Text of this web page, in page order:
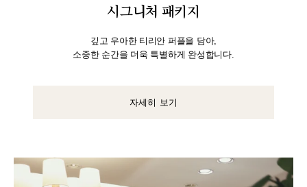
시그니처 패키지
깊고 우아한 티리안 퍼플을 담아,
소중한 순간을 더욱 특별하게 완성합니다.
자세히 보기